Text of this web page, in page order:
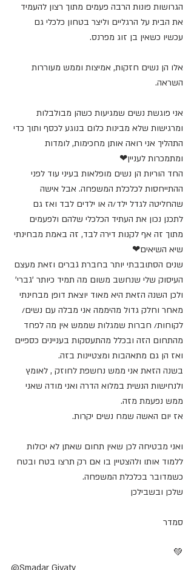
הגרושות פונות הרבה פעמים מתוך רצון להעמיד
את הבית על הרגליים וליצר בטחון כלכלי גם
עכשיו כשאין בן זוג מפרנס.
אלו הן נשים חזקות, אמיצות וממש מעוררות
השראה.
אני פוגשת נשים שמגיעות כשהן מבולבלות
ומרגישות שלא מבינות כלום בנוגע לכסף ותוך כדי
התהליך אני רואה אותן מחכימות, לומדות
ומתמכרות לעניין❤
החד הוריות הן נשים מופלאות בעיני עוד לפני
ההתייחסות לכלכלת המשפחה. אבל אישה
שהחליטה לגדל ילד/ה או ילדים לבד ואז גם
לתכנן נכון את העתיד הכלכלי שלהם ולפעמים
מתוך זה אף לקנות דירה לבד, זה באמת מבחינתי
שיא השיאים❤
שנים הסתובבתי יותר בחברת גברים וזאת מעצם
העיסוק שלי שנחשב משום מה תמיד כיותר 'גברי'
ולכן השנה הזאת היא מאוד יוצאת דופן מבחינתי
מאחר וחלק גדול מהיממה אני מבלה עם נשים/
לקוחות/ חברות שמגלות שממש אין מה לפחד
מהתחום הזה ובכלל מהתעסקות בעניינים כספיים
ואז הן גם מתאהבות ומצטיינות בזה.
בשנה הזאת אני ממש נחשפת לחוזק , לאומץ
ולנחישות הנשית במלוא הדרה ואני מודה שאני
ממש נפעמת מזה.
אז יום האשה שמח נשים יקרות.
ואני מבטיחה לכן שאין תחום שאתן לא יכולות
ללמוד אותו ולהצטיין בו אם רק תרצו בטח ובטח
כשמדובר בכלכלת המשפחה.
שלכן ובשבילכן
סמדר
💚